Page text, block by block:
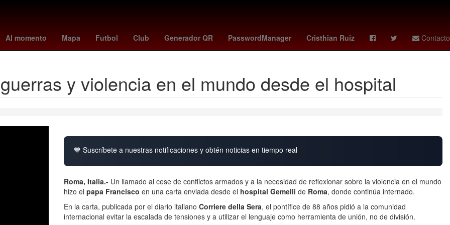
Al momento Mapa Futbol Club Generador QR PasswordManager Cristhian Ruiz Contacto
Juegos Olímpicos Agresión votaciones la casa de los famosos mexico 2026 Rosario toluca vs santos 27 de marzo
y violencia en el mundo desde el hospital
💙 Suscríbete a nuestras notificaciones y obtén noticias en tiempo real
Roma, Italia.- Un llamado al cese de conflictos armados y a la necesidad de reflexionar sobre la violencia en el mundo
hizo el papa Francisco en una carta enviada desde el hospital Gemelli de Roma, donde continúa internado.
En la carta, publicada por el diario italiano Corriere della Sera, el pontífice de 88 años pidió a la comunidad
internacional evitar la escalada de tensiones y a utilizar el lenguaje como herramienta de unión, no de división.